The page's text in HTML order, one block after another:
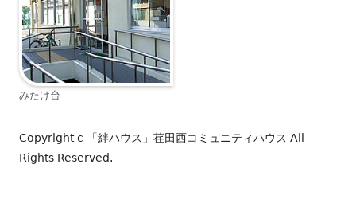
みたけ台
Copyright c 「絆ハウス」荏田西コミュニティハウス All
Rights Reserved.